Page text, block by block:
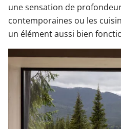
une sensation de
contemporaines ou les
un élément aussi bien